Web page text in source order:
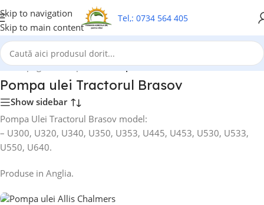
Skip to navigation
Skip to main content
Tel,: 0734 564 405
Prima pagină/Pompa ulei/Pompa ulei Tractorul Brasov
Pompa ulei Tractorul Brasov
Show sidebar
Pompa Ulei Tractorul Brasov model:
– U300, U320, U340, U350, U353, U445, U453, U530, U533,
U550, U640.
Produse in Anglia.